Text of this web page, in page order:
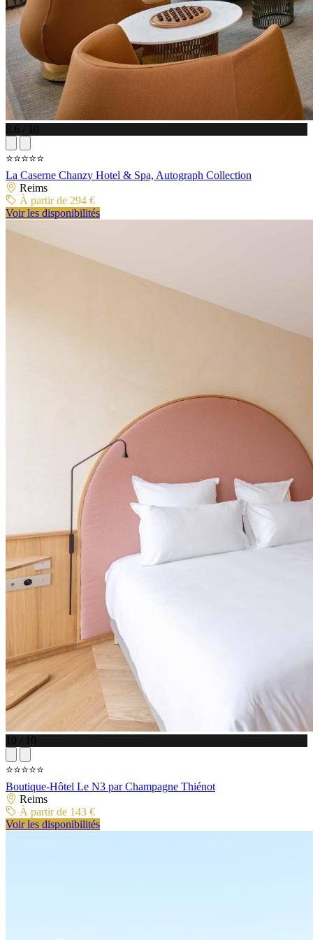
8.6 / 10
⭐⭐⭐⭐⭐
La Caserne Chanzy Hotel & Spa, Autograph Collection
Reims
À partir de 294 €
Voir les disponibilités
10 / 10
⭐⭐⭐⭐⭐
Boutique-Hôtel Le N3 par Champagne Thiénot
Reims
À partir de 143 €
Voir les disponibilités